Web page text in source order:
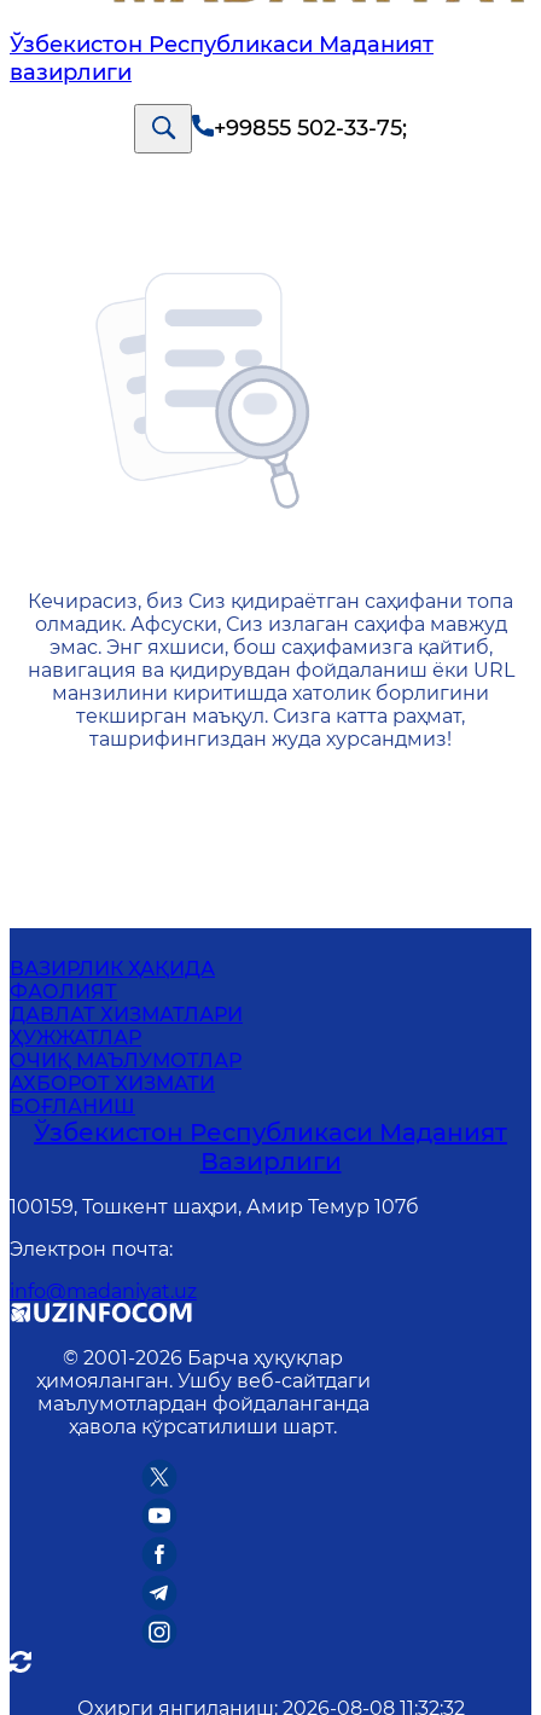
Ўзбекистон Республикаси Маданият
вазирлиги
+99855 502-33-75;
404 — Страница не
Кечирасиз, биз Сиз қидираётган саҳифани топа
олмадик. Афсуски, Сиз излаган саҳифа мавжуд
эмас. Энг яхшиси, бош саҳифамизга қайтиб,
навигация ва қидирувдан фойдаланиш ёки URL
манзилини киритишда хатолик борлигини
текширган маъқул. Сизга катта раҳмат,
ташрифингиздан жуда хурсандмиз!
ВАЗИРЛИК ҲАҚИДА
ФАОЛИЯТ
ДАВЛАТ ХИЗМАТЛАРИ
ҲУЖЖАТЛАР
ОЧИҚ МАЪЛУМОТЛАР
АХБОРОТ ХИЗМАТИ
БОҒЛАНИШ
Ўзбекистон Республикаси Маданият
Вазирлиги
100159, Тошкент шаҳри, Амир Темур 107б
Электрон почта:
info@madaniyat.uz
© 2001-2026 Барча ҳуқуқлар
ҳимояланган. Ушбу веб-сайтдаги
маълумотлардан фойдаланганда
ҳавола кўрсатилиши шарт.
Охирги янгиланиш: 2026-08-08 11:32:32